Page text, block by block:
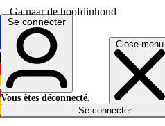
Ga naar de hoofdinhoud
Close menu
English
Deutsch
Español
Se connecter
Vous êtes déconnecté.
Se connecter